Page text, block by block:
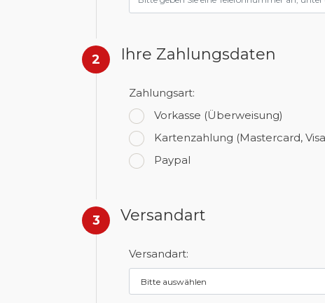
2 Ihre Zahlungsdaten
Zahlungsart:
Vorkasse (Überweisung)
Kartenzahlung (Mastercard,
Paypal
3 Versandart
Versandart: